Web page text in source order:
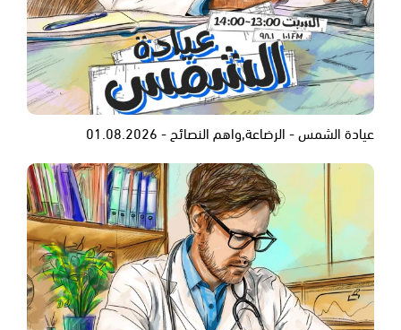
عيادة الشمس - الرضاعة,واهم النصائح - 01.08.2026